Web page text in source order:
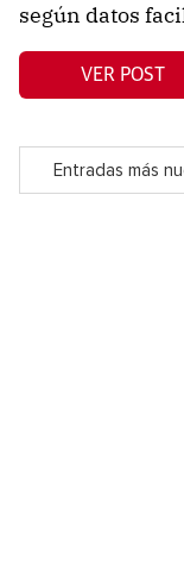
según datos
VER POST
Entradas más